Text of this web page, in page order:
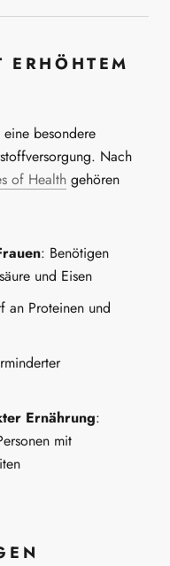
ERHÖHTEM
eine besondere
Nach
of Health gehören
: Benötigen
und Eisen
an Proteinen und
Ernährung:
mit